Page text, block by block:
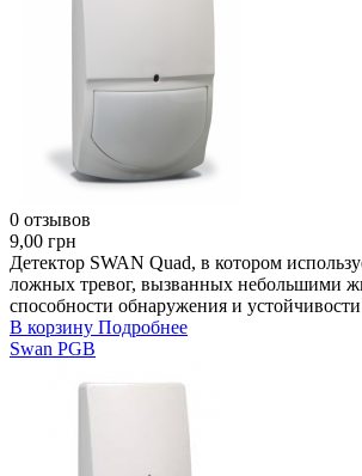
0 отзывов
9,00 грн
Детектор SWAN Quad, в котором
ложных тревог, вызванных небольшими
способности обнаружения и
В корзину Подробнее
Swan PGB